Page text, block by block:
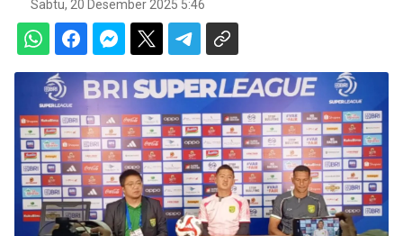
Sabtu, 20 Desember 2025 5:46